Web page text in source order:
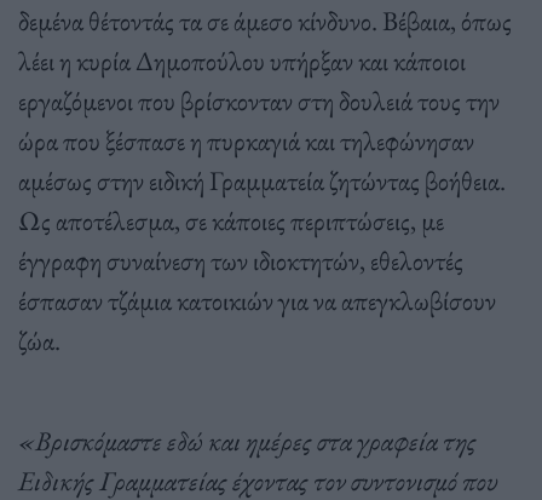
δεμένα θέτοντάς τα σε άμεσο κίνδυνο. Βέβαια, όπως
λέει η κυρία Δημοπούλου υπήρξαν και κάποιοι
εργαζόμενοι που βρίσκονταν στη δουλειά τους την
ώρα που ξέσπασε η πυρκαγιά και τηλεφώνησαν
αμέσως στην ειδική Γραμματεία ζητώντας βοήθεια.
Ως αποτέλεσμα, σε κάποιες περιπτώσεις, με
έγγραφη συναίνεση των ιδιοκτητών, εθελοντές
έσπασαν τζάμια κατοικιών για να απεγκλωβίσουν
ζώα.
«Βρισκόμαστε εδώ και ημέρες στα γραφεία της
Ειδικής Γραμματείας έχοντας τον συντονισμό που